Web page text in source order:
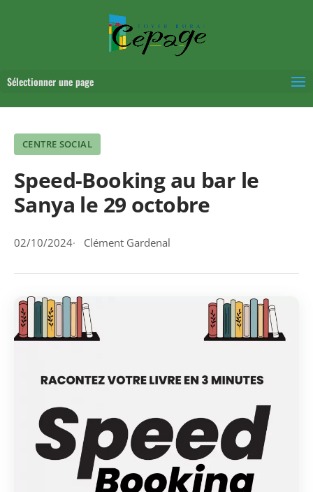
Sélectionner une page
CENTRE SOCIAL
Speed-Booking au bar le
Sanya le 29 octobre
02/10/2024 Clément Gardenal